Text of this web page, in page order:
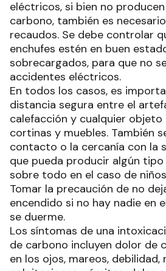
eléctricos, si bien no
carbono, también es
recaudos. Se debe controlar
enchufes estén en buen
sobrecargados, para que no
accidentes eléctricos.
En todos los casos, es
distancia segura entre el
calefacción y cualquier
cortinas y muebles. También
contacto o la cercanía con la
que pueda producir algún
sobre todo en el caso de
Tomar la precaución de no
encendido si no hay nadie en
se duerme.
Los síntomas de una
de carbono incluyen dolor de
en los ojos, mareos, debilidad,